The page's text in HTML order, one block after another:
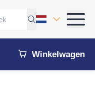
Winkelwagen